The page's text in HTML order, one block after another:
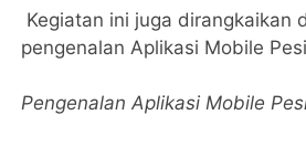
Kegiatan ini juga dirangkaikan
pengenalan Aplikasi Mobile
Pengenalan Aplikasi Mobile